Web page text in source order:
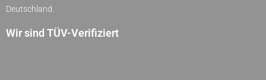
Deutschland.
Wir sind TÜV-Verifiziert